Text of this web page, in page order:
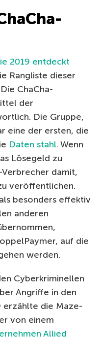
2019 entdeckt
Rangliste dieser
ChaCha-
der
Die Gruppe,
eine der ersten, die
Daten stahl. Wenn
Lösegeld zu
damit,
veröffentlichen.
besonders effektiv
anderen
auf die
werden.
Cyberkriminellen
Angriffe in den
erzählte die Maze-
von einem
Allied